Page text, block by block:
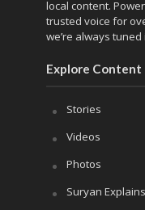
local content.
trusted voice for
we’re always
Explore Content
Stories
Videos
Photos
Suryan Explains